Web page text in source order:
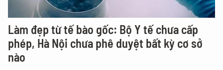
Làm đẹp từ tế bào gốc: Bộ Y tế chưa cấp
phép, Hà Nội chưa phê duyệt bất kỳ cơ sở
nào